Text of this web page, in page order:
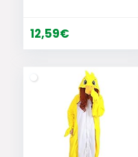
bañera, juguetes
de baño para
pequeños, mini
pato, juguetes de
bañera para
ducha,
cumpleaños,
artículos de
12,59€